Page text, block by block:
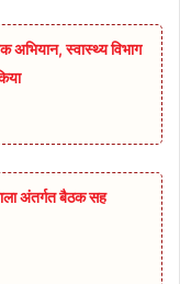
अभियान,‌ स्वास्थ्य विभाग
अंतर्गत बैठक सह